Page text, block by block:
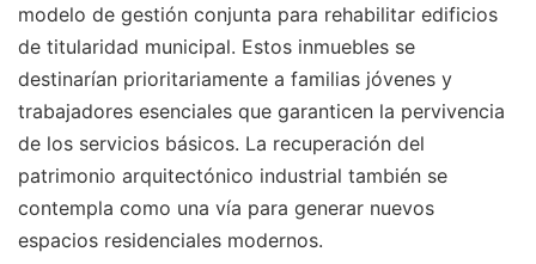
modelo de gestión conjunta para rehabilitar edificios
de titularidad municipal. Estos inmuebles se
destinarían prioritariamente a familias jóvenes y
trabajadores esenciales que garanticen la pervivencia
de los servicios básicos. La recuperación del
patrimonio arquitectónico industrial también se
contempla como una vía para generar nuevos
espacios residenciales modernos.